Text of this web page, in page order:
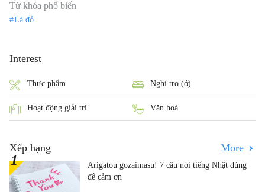
Từ khóa phổ biến
Lá đỏ
Interest
Thực phẩm Nghỉ trọ (ở)
Hoạt động giải trí Văn hoá
Xếp hạng More
Arigatou gozaimasu! 7 câu nói tiếng Nhật dùng
để cảm ơn